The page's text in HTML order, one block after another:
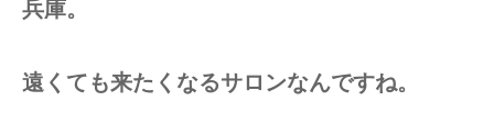
兵庫。
遠くても来たくなるサロンなんですね。